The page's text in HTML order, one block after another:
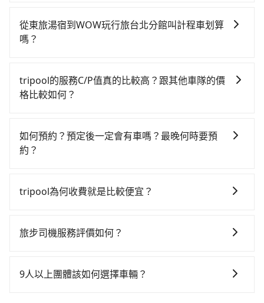
50分鐘。抵達高鐵站後，步行進站、現場購票並於月台
排隊的時間約20分鐘，再乘坐7~8分鐘（平均8分）的高
步行一段路或者搭乘公車抵達最終的目的地。全程加上
轉車時間共1小時33分鐘，假設3位同行，高鐵加轉乘之
說，臨時要叫小黃的難度是雙北大城市的100倍。縱使幸
運攔到一輛小黃了，宜蘭縣少部分小黃司機不按表收
元，費時49分鐘。雖然搭乘高鐵單人車費比預約專車省
緊回家休息的旅客，多花一點錢能讓你旅程更舒適些。
參考tripool的拼車共乘服務，最多可再節省50%的交通
時不需要閉目養神（因為要自己開車），最重要的是你
當天就要來回，那在宜蘭路邊可隨租隨借的iRent應該是
湯宿到WOW玩行旅台北分館的花費預估為
$850~1,300（金額差異來自於平假日、車款差異、抵達
的罰單都需自付。再者，和運的iRent只提供最基本的車
型，如Toyota Yaris、Prius C、Vios這類乘坐體驗較差
況，打開車門才發現仍有上一組乘客遺留的垃圾或者撞
用戶卻遲遲尚未歸還，又或者要還車時卻偏偏找不到停
使用時還是有其區域的限制，實際可停靠的地點與你的
從東旅湯宿到WOW玩行旅台北分館叫計程車划算
嗎？
灣大車隊、Uber、Line Taxi、Yoxi等，如果在路邊攔不
到車，也可考慮打電話至附近的計程車隊，如三全計程
有合法計程車約750輛，計程車密度為雙北的0.9%，也
就是說要臨時叫到小黃的難度是台北或新北的100倍之
坑受騙。雖然東旅湯宿到WOW玩行旅台北分館的跳表小
計程車就不太方便，反而能事先預約且品質穩定的
tripool的服務C/P值真的比較高？跟其他車隊的價
格比較如何？
市場上稍具規模且合法經營的業者，有以短程與城市為
主的台灣大車隊、大都會、LINE Taxi、Uber，機場接送
單程接送與跨縣市計時包車，不論從哪邊去哪裡（當然
車到府服務，是絕大多數乘客出行的最佳選擇。
如何預約？預定後一定會有車嗎？最晚何時要預
約？
送服務，可直接線上輸入上下車地點或地址，三秒內即
收到簡訊以及電子郵件確認信，如此就完成預約了，而
建議出發前一天中午以前完成預約，越早下訂價格越低
tripool為何收費就是比較便宜？
一次使用tripool的會擔心價格比市價便宜不少，是不是
淘汰顧客評分較低的司機，且車輛均要求5年內新車，司
旅步司機服務評價如何？
機非常高的評價，認為他們非常專業且親切！讓他們的
9人以上團體該如何選擇車輛？